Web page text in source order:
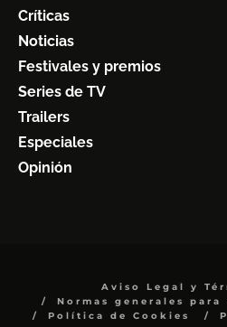
Críticas
Noticias
Festivales y premios
Series de TV
Trailers
Especiales
Opinión
Aviso Legal y
Normas generales
Política de Cookies